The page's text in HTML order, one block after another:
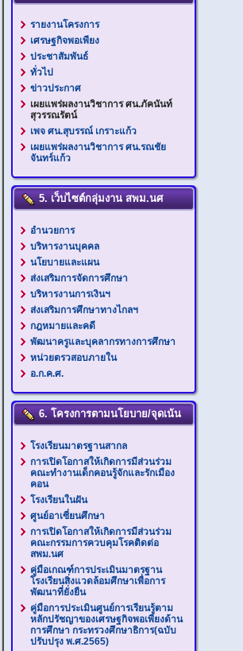
รายงานโครงการ
เศรษฐกิจพอเพียง
ประชาสัมพันธ์
ทั่วไป
ข่าวประกาศ
เผยแพร่ผลงานวิชาการ ศน.ภัคนันท์
สุวรรณรัตน์
เพจ ศน.สุบรรณ์ เกราะแก้ว
เผยแพร่ผลงานวิชาการ ศน.รณชัย
จันทร์แก้ว
5. เว็บไซต์กลุ่มงาน สพม.นศ
อำนวยการ
บริหารงานบุคคล
นโยบายและแผน
ส่งเสริมการจัดการศึกษา
บริหารงานการเงินฯ
ส่งเสริมการศึกษาทางไกลฯ
กฎหมายและคดี
พัฒนาครูและบุคลากรทางการศึกษา
หน่วยตรวสอบภายใน
อ.ก.ค.ศ.
6. โครงการตามนโยบาย/จุดเน้น
โรงเรียนมาตรฐานสากล
การเปิดโอกาสให้เกิดการมีส่วนร่วม
คณะทำงานเด็กคอนรู้จักและรักเมือง
คอน
โรงเรียนในฝัน
ศูนย์อาเซี่ยนศึกษา
การเปิดโอกาสให้เกิดการมีส่วนร่วม
คณะกรรมการควบคุมโรคติดต่อ
สพม.นศ
คู่มือเกณฑ์การประเมินมาตรฐาน
โรงเรียนสิ่งแวดล้อมศึกษาเพื่อการ
พัฒนาที่ยั่งยืน
คู่มือการประเมินศูนย์การเรียนรู้ตาม
หลักปรัชญาของเศรษฐกิจพอเพียงด้าน
การศึกษา กระทรวงศึกษาธิการ(ฉบับ
ปรับปรุง พ.ศ.2565)